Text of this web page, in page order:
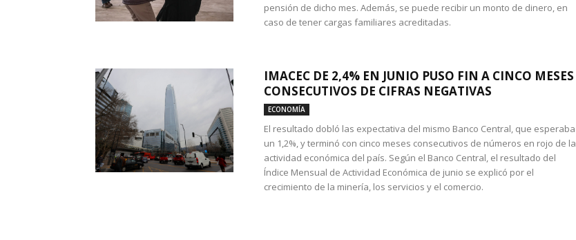
pensión de dicho mes. Además, se puede recibir un monto de dinero, en
caso de tener cargas familiares acreditadas.
IMACEC DE 2,4% EN JUNIO PUSO FIN A CINCO MESES
CONSECUTIVOS DE CIFRAS NEGATIVAS
ECONOMÍA
El resultado dobló las expectativa del mismo Banco Central, que esperaba
un 1,2%, y terminó con cinco meses consecutivos de números en rojo de la
actividad económica del país. Según el Banco Central, el resultado del
Índice Mensual de Actividad Económica de junio se explicó por el
crecimiento de la minería, los servicios y el comercio.